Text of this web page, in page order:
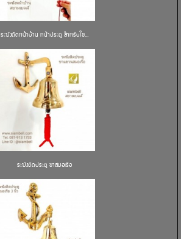
ระฆังติดหน้าบ้าน หน้าประตู สำหรับใช...
ระฆังติดประตู ขาสมอเรือ